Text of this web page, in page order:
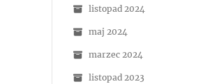
listopad 2024
maj 2024
marzec 2024
listopad 2023